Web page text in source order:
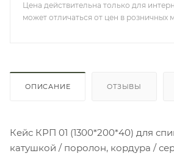
Цена действительна только для
может отличаться от цен в розничных
ОПИСАНИЕ ОТЗЫВЫ
Кейс КРП 01 (1300*200*40) для
катушкой / поролон, кордура /